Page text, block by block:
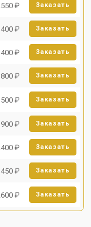
₽ Заказать
₽ Заказать
₽ Заказать
₽ Заказать
₽ Заказать
₽ Заказать
₽ Заказать
₽ Заказать
₽ Заказать